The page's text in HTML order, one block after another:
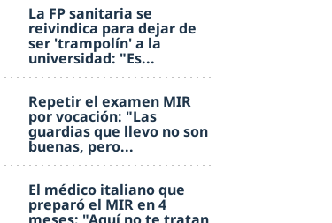
La FP sanitaria se
reivindica para dejar de
ser 'trampolín' a la
universidad: "Es...
Repetir el examen MIR
por vocación: "Las
guardias que llevo no son
buenas, pero...
El médico italiano que
preparó el MIR en 4